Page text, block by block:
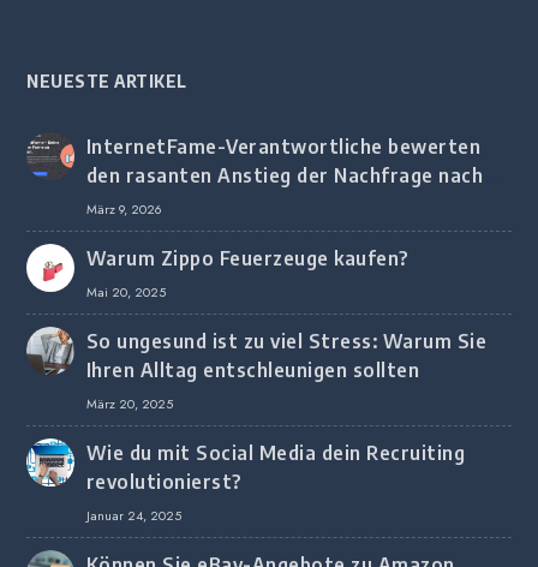
NEUESTE ARTIKEL
InternetFame-Verantwortliche bewerten
den rasanten Anstieg der Nachfrage nach
digitalem Marketing bei deutschen
Unternehmen
März 9, 2026
Warum Zippo Feuerzeuge kaufen?
Mai 20, 2025
So ungesund ist zu viel Stress: Warum Sie
Ihren Alltag entschleunigen sollten
März 20, 2025
Wie du mit Social Media dein Recruiting
revolutionierst?
Januar 24, 2025